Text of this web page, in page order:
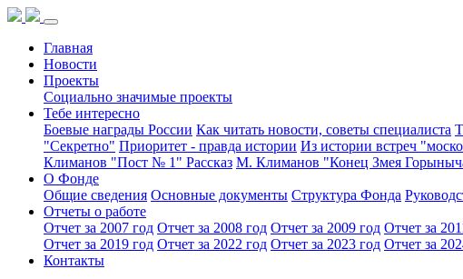
Главная
Новости
Проекты
Социально значимые проекты
Тебе интересно
Боевые награды России Как читать новости, советы специалиста
"Секретно" Приоритет - правда истории Из истории встреч
Климанов "Пост № 1" Рассказ М. Климанов "Конец Змея
О Фонде
Общие сведения Основные документы Структура Фонда
Отчеты о работе
Отчет за 2007 год Отчет за 2008 год Отчет за 2009 год Отчет за
Отчет за 2019 год Отчет за 2022 год Отчет за 2023 год Отчет за
Контакты